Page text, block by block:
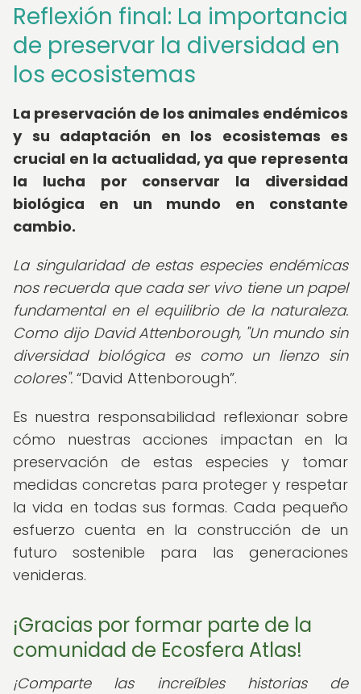
Reflexión final: La importancia
de preservar la diversidad en
los ecosistemas
La preservación de los animales endémicos
y su adaptación en los ecosistemas es
crucial en la actualidad, ya que representa
la lucha por conservar la diversidad
biológica en un mundo en constante
cambio.
La singularidad de estas especies endémicas
nos recuerda que cada ser vivo tiene un papel
fundamental en el equilibrio de la naturaleza.
Como dijo David Attenborough, "Un mundo sin
diversidad biológica es como un lienzo sin
colores". David Attenborough .
Es nuestra responsabilidad reflexionar sobre
cómo nuestras acciones impactan en la
preservación de estas especies y tomar
medidas concretas para proteger y respetar
la vida en todas sus formas. Cada pequeño
esfuerzo cuenta en la construcción de un
futuro sostenible para las generaciones
venideras.
¡Gracias por formar parte de la
comunidad de Ecosfera Atlas!
¡Comparte las increíbles historias de